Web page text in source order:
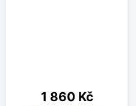
Cena
1 860 Kč